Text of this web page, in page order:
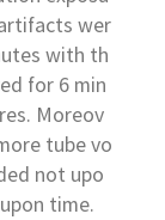
wer
with th
for 6 min
Moreov
tube vo
not upo
time.